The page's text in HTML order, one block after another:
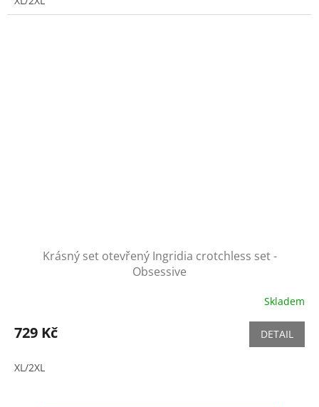
Krásný set otevřený Ingridia crotchless set -
Obsessive
Skladem
729 Kč DETAIL
XL/2XL